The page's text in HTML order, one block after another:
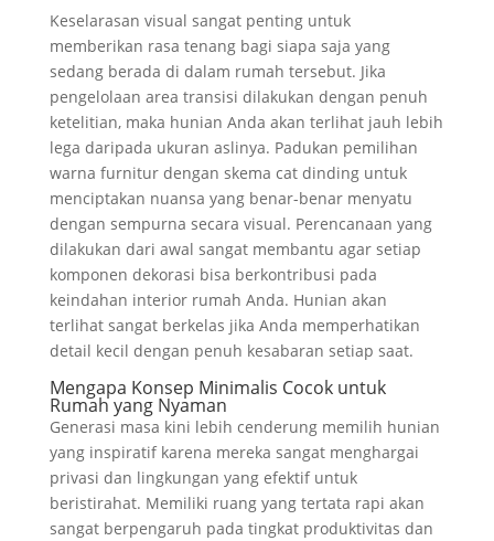
Keselarasan visual sangat penting untuk
memberikan rasa tenang bagi siapa saja yang
sedang berada di dalam rumah tersebut. Jika
pengelolaan area transisi dilakukan dengan penuh
ketelitian, maka hunian Anda akan terlihat jauh lebih
lega daripada ukuran aslinya. Padukan pemilihan
warna furnitur dengan skema cat dinding untuk
menciptakan nuansa yang benar-benar menyatu
dengan sempurna secara visual. Perencanaan yang
dilakukan dari awal sangat membantu agar setiap
komponen dekorasi bisa berkontribusi pada
keindahan interior rumah Anda. Hunian akan
terlihat sangat berkelas jika Anda memperhatikan
detail kecil dengan penuh kesabaran setiap saat.
Mengapa Konsep Minimalis Cocok untuk
Rumah yang Nyaman
Generasi masa kini lebih cenderung memilih hunian
yang inspiratif karena mereka sangat menghargai
privasi dan lingkungan yang efektif untuk
beristirahat. Memiliki ruang yang tertata rapi akan
sangat berpengaruh pada tingkat produktivitas dan